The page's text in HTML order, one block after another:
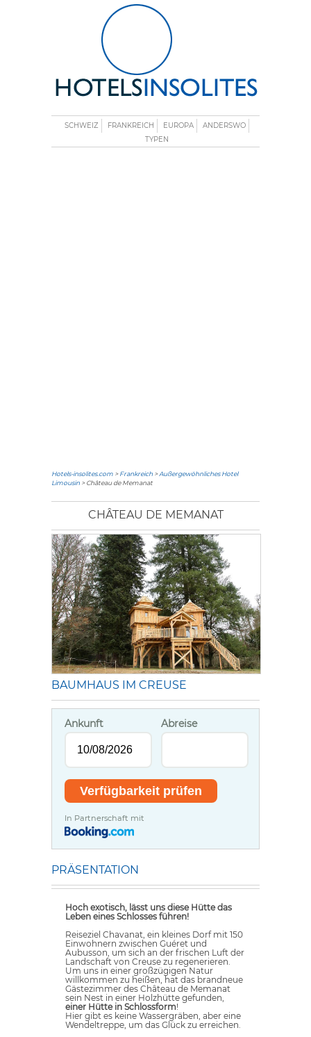
SCHWEIZ FRANKREICH EUROPA
ANDERSWO
TYPEN
Hotels-insolites.com >Frankreich >Außergewöhnliches Hotel
Limousin > Château de Memanat
CHÂTEAU DE MEMANAT
BAUMHAUS IM CREUSE
Ankunft Abreise
In Partnerschaft mit
PRÄSENTATION
Hoch exotisch, lässt uns diese Hütte das
Leben eines Schlosses führen!
Reiseziel Chavanat, ein kleines Dorf mit 150
Einwohnern zwischen Guéret und
Aubusson, um sich an der frischen Luft der
Landschaft von Creuse zu regenerieren.
Um uns in einer großzügigen Natur
willkommen zu heißen, hat das brandneue
Gästezimmer des Château de Memanat
sein Nest in einer Holzhütte gefunden,
einer Hütte in Schlossform!
Hier gibt es keine Wassergräben, aber eine
Wendeltreppe, um das Glück zu erreichen.